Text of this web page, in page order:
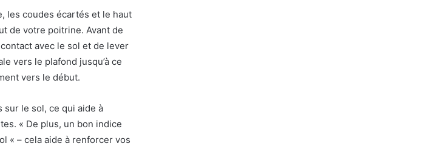
les coudes écartés et le haut
de votre poitrine. Avant de
avec le sol et de lever
vers le plafond jusqu’à ce
vers le début.
sur le sol, ce qui aide à
« De plus, un bon indice
« – cela aide à renforcer vos